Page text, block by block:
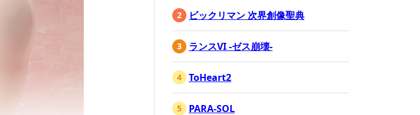
ビックリマン 次界創像聖典
ランスVI -ゼス崩壊-
ToHeart2
PARA-SOL